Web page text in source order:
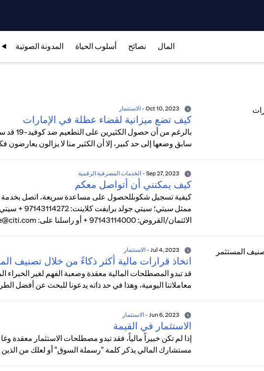
المال نصائح أسلوب الحياة المدونة الصوتية
Oct 10, 2023
-الاستثمار
كيف تضع ميزانية لقضاء عطلة في الإمارات
بالرغم
سابق وضعها إلى حد كبير، إلا أن الكثير منا لا يزالون يعارضون
Sep 27, 2023
-الخدمات المصرفية الرقمية
كيف يمكنني أن أتواصل معكم
الائتمان/القروض: 97143114000 + أو راسلنا على: uaeservice@citi.comللتقدم بالشكاوى شخصياً: تفضل بزيارة فرعنا.
Jul 4, 2023
-الاستثمار
اتخاذ قرارات مالية أكثر ذكاءً من خلال تصنيف
قد تبدو المصطلحات المالية معقدة وصعبة الفهم لغير
معاملاتنا اليومية، وهذا في حد ذاته يدعونا للبحث عن أفضل
Jun 6, 2023
-الاستثمار
الاستثمار في القيمة
إذا لم تكن خبيراً مالياً، فقد تبدو مصطلحات الاستثمار معقدة
مستشارك المالي يذكر كلمة "رسملة السوق" أو لعلك من الذين